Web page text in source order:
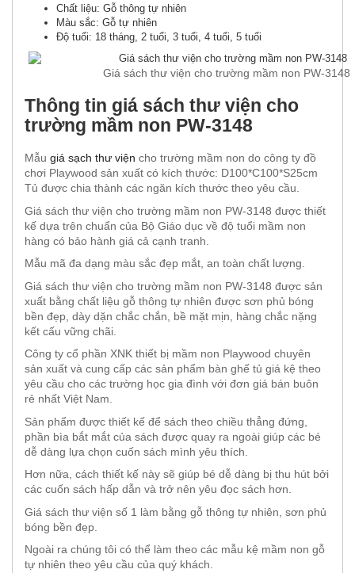
Chất liệu: Gỗ thông tự nhiên
Màu sắc: Gỗ tự nhiên
Độ tuổi: 18 tháng, 2 tuổi, 3 tuổi, 4 tuổi, 5 tuổi
Giá sách thư viện cho trường mầm non PW-3148
Thông tin giá sách thư viện cho
trường mầm non PW-3148
Mẫu giá sạch thư viện cho trường mầm non do công ty đồ
chơi Playwood sản xuất có kích thước: D100*C100*S25cm
Tủ được chia thành các ngăn kích thước theo yêu cầu.
Giá sách thư viện cho trường mầm non PW-3148 được thiết
kế dựa trên chuẩn của Bộ Giáo dục về độ tuổi mầm non
hàng có bảo hành giá cả cạnh tranh.
Mẫu mã đa dạng màu sắc đẹp mắt, an toàn chất lượng.
Giá sách thư viện cho trường mầm non PW-3148 được sản
xuất bằng chất liệu gỗ thông tự nhiên được sơn phủ bóng
bền đẹp, dày dặn chắc chắn, bề mặt mịn, hàng chắc nặng
kết cấu vững chãi.
Công ty cổ phần XNK thiết bị mầm non Playwood chuyên
sản xuất và cung cấp các sản phẩm bàn ghế tủ giá kệ theo
yêu cầu cho các trường học gia đình với đơn giá bán buôn
rẻ nhất Việt Nam.
Sản phẩm được thiết kế để sách theo chiều thẳng đứng,
phần bìa bắt mắt của sách được quay ra ngoài giúp các bé
dễ dàng lựa chọn cuốn sách mình yêu thích.
Hơn nữa, cách thiết kế này sẽ giúp bé dễ dàng bị thu hút bởi
các cuốn sách hấp dẫn và trở nên yêu đọc sách hơn.
Giá sách thư viện số 1 làm bằng gỗ thông tự nhiên, sơn phủ
bóng bền đẹp.
Ngoài ra chúng tôi có thể làm theo các mẫu kệ mầm non gỗ
tự nhiên theo yêu cầu của quý khách.